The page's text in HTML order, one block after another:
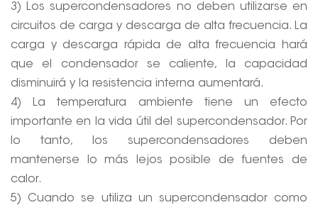
3) Los supercondensadores no deben utilizarse en
circuitos de carga y descarga de alta frecuencia. La
carga y descarga rápida de alta frecuencia hará
que el condensador se caliente, la capacidad
disminuirá y la resistencia interna aumentará.
4) La temperatura ambiente tiene un efecto
importante en la vida útil del supercondensador. Por
lo tanto, los supercondensadores deben
mantenerse lo más lejos posible de fuentes de
calor.
5) Cuando se utiliza un supercondensador como